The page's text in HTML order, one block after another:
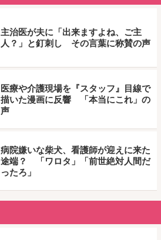
主治医が夫に「出来ますよね、ご主
人？」と釘刺し その言葉に称賛の声
医療や介護現場を『スタッフ』目線で
描いた漫画に反響 「本当にこれ」の
声
病院嫌いな柴犬、看護師が迎えに来た
途端？ 「ワロタ」「前世絶対人間だ
ったろ」